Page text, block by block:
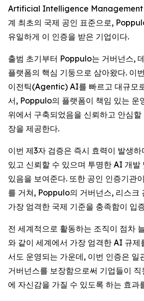
Artificial Intelligence Management
계 최초의 국제 공인 표준으로,
유일하게 이 인증을 받은 기업이다.
출범 초기부터 Poppulo는 거버넌스,
플랫폼의 핵심 기둥으로 삼아왔다. 이
이전틱(Agentic) AI를 빠르고 대규모
서, Poppulo의 플랫폼이 책임 있는 운
위에서 구축되었음을 신뢰하고 안심
장을 제공한다.
이번 제3자 검증은 즉시 효력이 발생
있고 신뢰할 수 있으며 투명한 AI 개발
있음을 보여준다. 또한 공인 인증기관
를 거쳐, Poppulo의 거버넌스, 리스크
가장 엄격한 국제 기준을 충족함이 입
전 세계적으로 활동하는 조직이 점차
와 같이 세계에서 가장 엄격한 AI 규제
서도 운영되는 가운데, 이번 인증은 일
거버넌스를 보장함으로써 기업들이
에 자신감을 가질 수 있도록 하는 효과